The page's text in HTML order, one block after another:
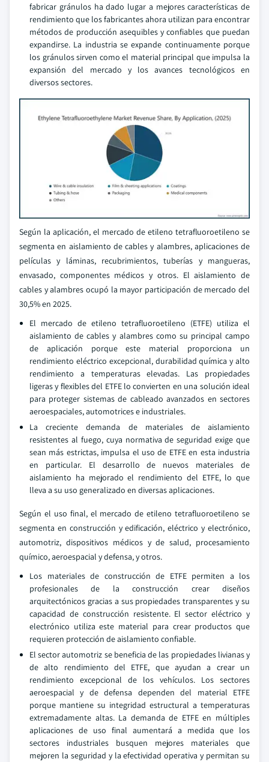
fabricar gránulos ha dado lugar a mejores características de
rendimiento que los fabricantes ahora utilizan para encontrar
métodos de producción asequibles y confiables que puedan
expandirse. La industria se expande continuamente porque
los gránulos sirven como el material principal que impulsa la
expansión del mercado y los avances tecnológicos en
diversos sectores.
Según la aplicación, el mercado de etileno tetrafluoroetileno se
segmenta en aislamiento de cables y alambres, aplicaciones de
películas y láminas, recubrimientos, tuberías y mangueras,
envasado, componentes médicos y otros. El aislamiento de
cables y alambres ocupó la mayor participación de mercado del
30,5% en 2025.
El mercado de etileno tetrafluoroetileno (ETFE) utiliza el
aislamiento de cables y alambres como su principal campo
de aplicación porque este material proporciona un
rendimiento eléctrico excepcional, durabilidad química y alto
rendimiento a temperaturas elevadas. Las propiedades
ligeras y flexibles del ETFE lo convierten en una solución ideal
para proteger sistemas de cableado avanzados en sectores
aeroespaciales, automotrices e industriales.
La creciente demanda de materiales de aislamiento
resistentes al fuego, cuya normativa de seguridad exige que
sean más estrictas, impulsa el uso de ETFE en esta industria
en particular. El desarrollo de nuevos materiales de
aislamiento ha mejorado el rendimiento del ETFE, lo que
lleva a su uso generalizado en diversas aplicaciones.
Según el uso final, el mercado de etileno tetrafluoroetileno se
segmenta en construcción y edificación, eléctrico y electrónico,
automotriz, dispositivos médicos y de salud, procesamiento
químico, aeroespacial y defensa, y otros.
Los materiales de construcción de ETFE permiten a los
profesionales de la construcción crear diseños
arquitectónicos gracias a sus propiedades transparentes y su
capacidad de construcción resistente. El sector eléctrico y
electrónico utiliza este material para crear productos que
requieren protección de aislamiento confiable.
El sector automotriz se beneficia de las propiedades livianas y
de alto rendimiento del ETFE, que ayudan a crear un
rendimiento excepcional de los vehículos. Los sectores
aeroespacial y de defensa dependen del material ETFE
porque mantiene su integridad estructural a temperaturas
extremadamente altas. La demanda de ETFE en múltiples
aplicaciones de uso final aumentará a medida que los
sectores industriales busquen mejores materiales que
mejoren la seguridad y la efectividad operativa y permitan su